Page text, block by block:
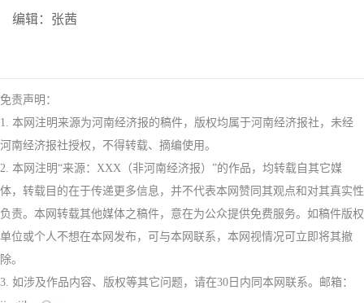
编辑：张茜
免责声明：
1. 本网注明来源为河南经济报的稿件，版权均属于河南经济报社，未经
河南经济报社授权，不得转载、摘编使用。
2. 本网注明“来源：XXX（非河南经济报）”的作品，均转载自其它媒
体，转载目的在于传递更多信息，并不代表本网赞同其观点和对其真实性
负责。本网转载其他媒体之稿件，意在为公众提供免费服务。如稿件版权
单位或个人不想在本网发布，可与本网联系，本网视情况可立即将其撤
除。
3. 如涉及作品内容、版权等其它问题，请在30日内同本网联系。邮箱：